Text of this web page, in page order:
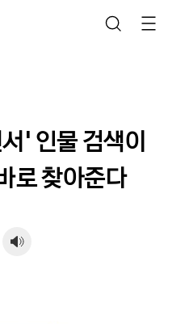
’ 인물 검색이
로 찾아준다